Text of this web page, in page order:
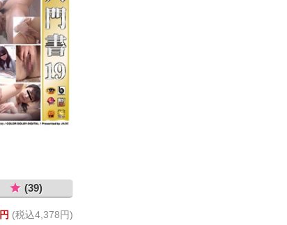
(39)
円 (税込4,378円)